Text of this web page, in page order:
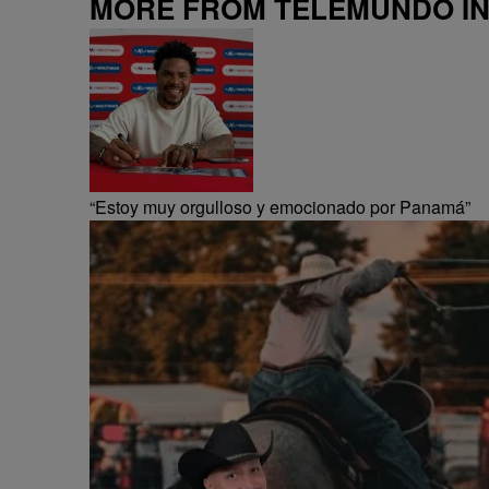
MORE FROM TELEMUNDO
“Estoy muy orgulloso y emocionado por Panamá”